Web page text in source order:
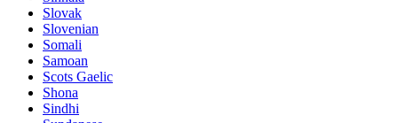
Slovak
Slovenian
Somali
Samoan
Scots Gaelic
Shona
Sindhi